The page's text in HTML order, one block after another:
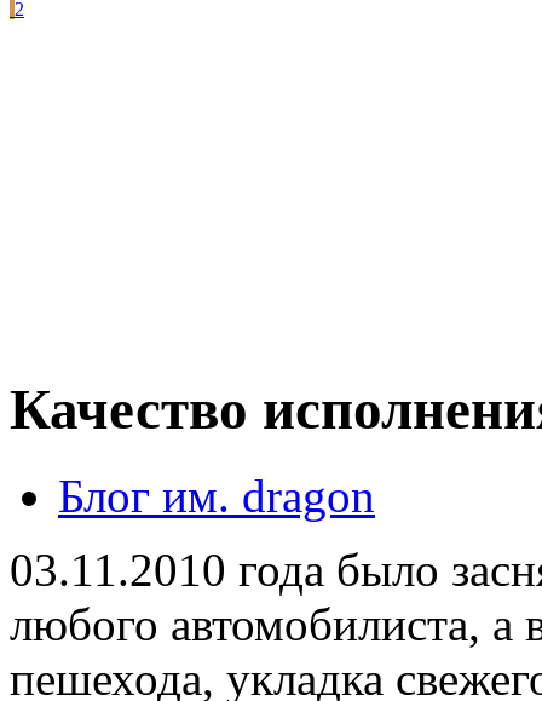
2
Качество
Блог им. dragon
03.11.2010 года было
любого автомобилиста, а
пешехода, укладка